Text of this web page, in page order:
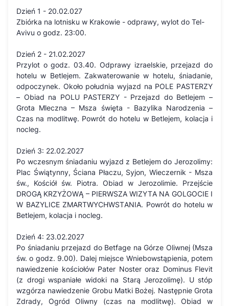
Dzień 1 - 20.02.027
Zbiórka na lotnisku w Krakowie - odprawy, wylot do Tel-
Avivu o godz. 23:00.
Dzień 2 - 21.02.2027
Przylot o godz. 03.40. Odprawy izraelskie, przejazd do
hotelu w Betlejem. Zakwaterowanie w hotelu, śniadanie,
odpoczynek. Około południa wyjazd na POLE PASTERZY
– Obiad na POLU PASTERZY - Przejazd do Betlejem –
Grota Mleczna – Msza święta - Bazylika Narodzenia –
Czas na modlitwę. Powrót do hotelu w Betlejem, kolacja i
nocleg.
Dzień 3: 22.02.2027
Po wczesnym śniadaniu wyjazd z Betlejem do Jerozolimy:
Plac Świątynny, Ściana Płaczu, Syjon, Wieczernik - Msza
św., Kościół św. Piotra. Obiad w Jerozolimie. Przejście
DROGĄ KRZYŻOWĄ – PIERWSZA WIZYTA NA GOLGOCIE I
W BAZYLICE ZMARTWYCHWSTANIA. Powrót do hotelu w
Betlejem, kolacja i nocleg.
Dzień 4: 23.02.2027
Po śniadaniu przejazd do Betfage na Górze Oliwnej (Msza
św. o godz. 9.00). Dalej miejsce Wniebowstąpienia, potem
nawiedzenie kościołów Pater Noster oraz Dominus Flevit
(z drogi wspaniałe widoki na Starą Jerozolimę). U stóp
wzgórza nawiedzenie Grobu Matki Bożej. Następnie Grota
Zdrady, Ogród Oliwny (czas na modlitwę). Obiad w